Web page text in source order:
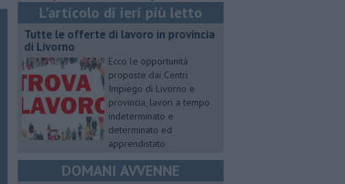
L'articolo di ieri più letto
​Tutte le offerte di lavoro in provincia
di Livorno
Ecco le opportunità
proposte dai Centri
Impiego di Livorno e
provincia, lavori a tempo
indeterminato e
determinato ed
apprendistato
DOMANI AVVENNE